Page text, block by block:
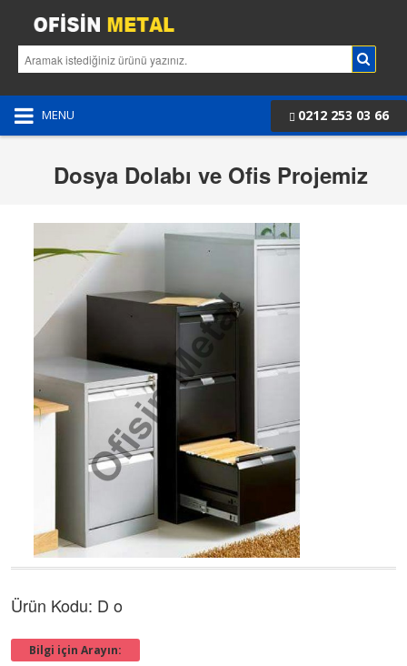
0212 253 03 66
MENU
Dosya Dolabı ve Ofis Projemiz
Ürün Kodu: D o
Bilgi için Arayın: